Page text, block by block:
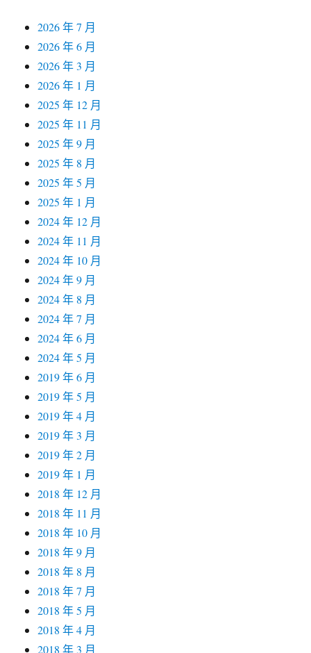
2026 年 7 月
2026 年 6 月
2026 年 3 月
2026 年 1 月
2025 年 12 月
2025 年 11 月
2025 年 9 月
2025 年 8 月
2025 年 5 月
2025 年 1 月
2024 年 12 月
2024 年 11 月
2024 年 10 月
2024 年 9 月
2024 年 8 月
2024 年 7 月
2024 年 6 月
2024 年 5 月
2019 年 6 月
2019 年 5 月
2019 年 4 月
2019 年 3 月
2019 年 2 月
2019 年 1 月
2018 年 12 月
2018 年 11 月
2018 年 10 月
2018 年 9 月
2018 年 8 月
2018 年 7 月
2018 年 5 月
2018 年 4 月
2018 年 3 月